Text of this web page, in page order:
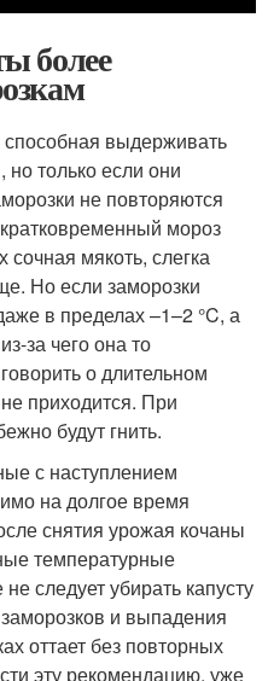
более
способная выдерживать
только если они
не повторяются
мороз
мякоть, слегка
Но если заморозки
в пределах –1–2 °C, а
за чего она то
о длительном
приходится. При
будут гнить.
с наступлением
на долгое время
снятия урожая кочаны
температурные
следует убирать капусту
и выпадения
оттает без повторных
эту рекомендацию, уже